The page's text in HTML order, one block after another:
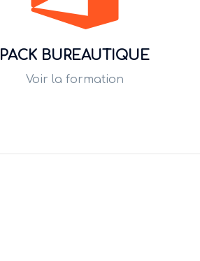
PACK BUREAUTIQUE
Voir la formation